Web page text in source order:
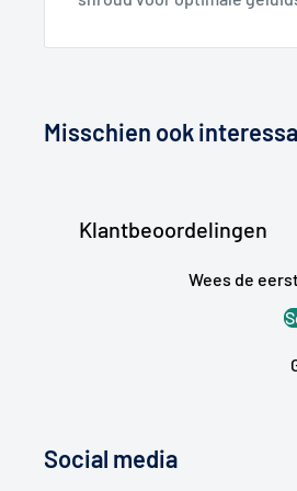
Misschien ook
Klantbeoordelingen
Wees de
Social media